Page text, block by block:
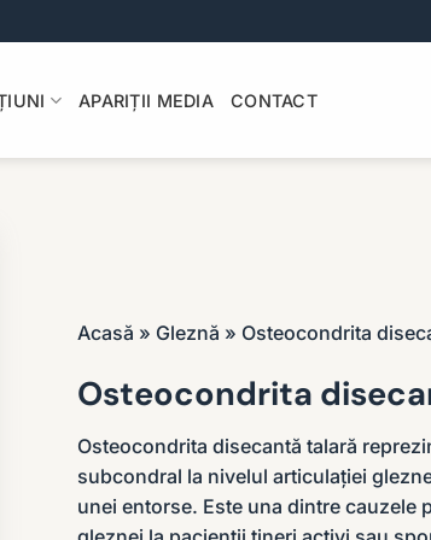
APARIȚII MEDIA CONTACT
Acasă » Gleznă » Osteocondrita
Osteocondrita
Osteocondrita disecantă talară
subcondral la nivelul articulației
unei entorse. Este una dintre cauzele